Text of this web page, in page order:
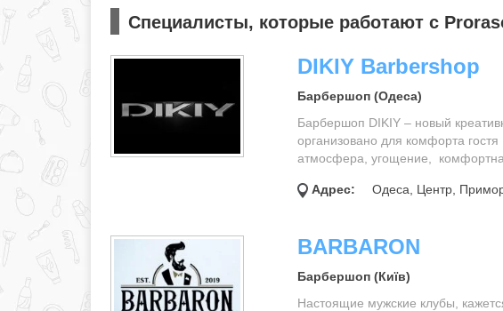
Специалисты, которые работают с
DIKIY Barbershop
Барбершоп (Одеса)
Барбершоп DIKIY – новый
организовано для комфорта
атмосфера, угощение,
Адрес: Одеса, Центр,
BARBARON
Барбершоп (Київ)
Настоящие мужские клубы,